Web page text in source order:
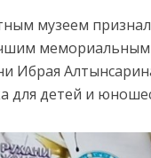
музеем
Ибрая
для детей и